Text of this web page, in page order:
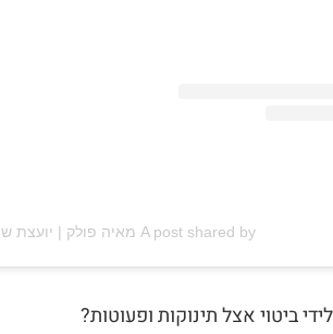
A post shared by מאיה פולק | יועצת שינה מוסמכת (@maya_pollak)
ביטוי אצל תינוקות ופעוטות?